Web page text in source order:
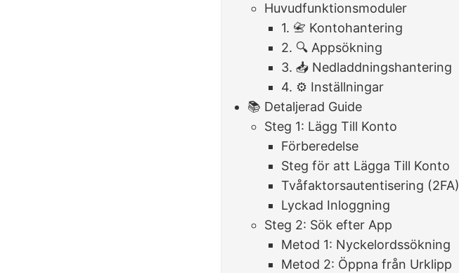
Huvudfunktionsmoduler
1. 📇 Kontohantering
2. 🔍 Appsökning
3. 📥 Nedladdningshantering
4. ⚙️ Inställningar
📚 Detaljerad Guide
Steg 1: Lägg Till Konto
Förberedelse
Steg för att Lägga Till Konto
Tvåfaktorsautentisering (2FA)
Lyckad Inloggning
Steg 2: Sök efter App
Metod 1: Nyckelordssökning
Metod 2: Öppna från Urklipp